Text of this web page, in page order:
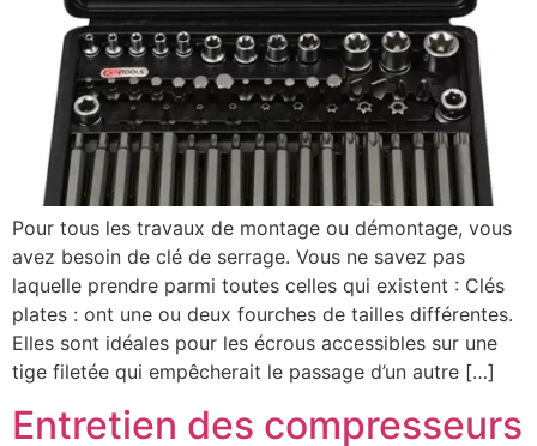
Pour tous les travaux de montage ou démontage, vous
avez besoin de clé de serrage. Vous ne savez pas
laquelle prendre parmi toutes celles qui existent : Clés
plates : ont une ou deux fourches de tailles différentes.
Elles sont idéales pour les écrous accessibles sur une
tige filetée qui empêcherait le passage d’un autre […]
Entretien des compresseurs